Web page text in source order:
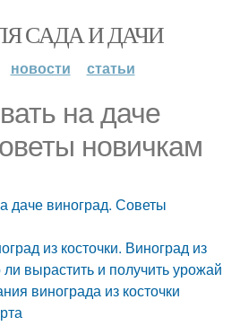
САДА И ДАЧИ
новости статьи
на даче
новичкам
даче виноград. Советы
из косточки. Виноград из
вырастить и получить урожай
винограда из косточки